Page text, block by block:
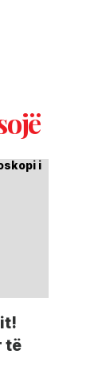
të